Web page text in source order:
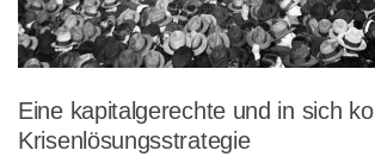
Eine kapitalgerechte und in sich
Krisenlösungsstrategie